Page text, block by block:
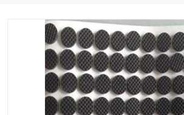
PORON泡棉 防火海
EVA珍珠棉异形 硅胶脚
佛橡胶泡棉